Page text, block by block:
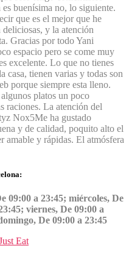
buenísima no, lo siguiente.
que es el mejor que he
y la atención
Gracias por todoYani
espacio pero se come muy
excelente. Lo que no tienes
casa, tienen varias y todas son
porque siempre esta lleno.
platos un poco
raciones. La atención del
Nox5Me ha gustado
y de calidad, poquito alto el
amable y rápidas. El atmósfera
09:00 a 23:45; miércoles, De
viernes, De 09:00 a
De 09:00 a 23:45
Eat